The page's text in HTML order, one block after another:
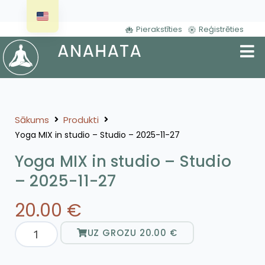
Pierakstīties Reģistrēties
Sākums Produkti
Yoga MIX in studio – Studio – 2025-11-27
Yoga MIX in studio – Studio
– 2025-11-27
20.00 €
UZ GROZU 20.00 €